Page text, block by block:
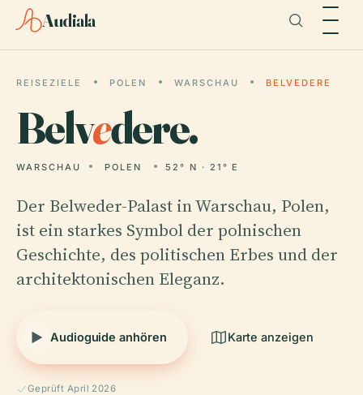
Audiala
REISEZIELE POLEN WARSCHAU BELVEDERE
Belvedere.
WARSCHAU POLEN 52° N · 21° E
Der Belweder-Palast in Warschau, Polen,
ist ein starkes Symbol der polnischen
Geschichte, des politischen Erbes und der
architektonischen Eleganz.
Audioguide anhören Karte anzeigen
Geprüft April 2026